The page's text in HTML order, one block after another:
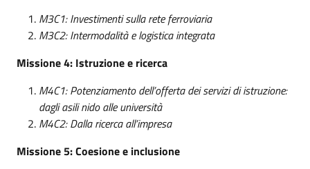
M3C1: Investimenti sulla rete ferroviaria
M3C2: Intermodalità e logistica integrata
Missione 4: Istruzione e ricerca
M4C1: Potenziamento dell’offerta dei servizi di istruzione:
dagli asili nido alle università
M4C2: Dalla ricerca all’impresa
Missione 5: Coesione e inclusione